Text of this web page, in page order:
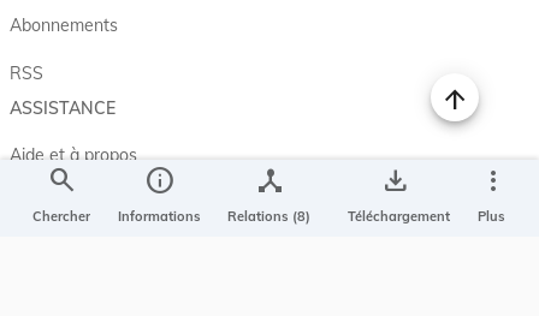
search
Chercher
info
Informations
device_hub
Relations (8)
save_alt
Téléchargement
more_vert
Plus
Abonnements
RSS
ASSISTANCE
Aide et à propos